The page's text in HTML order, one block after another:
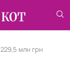
млн грн